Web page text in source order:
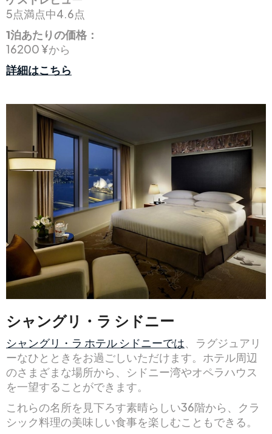
5点満点中4.6点
1泊あたりの価格：
16200 ¥から
詳細はこちら
シャングリ・ラ シドニー
シャングリ・ラ ホテル シドニーでは、ラグジュアリ
ーなひとときをお過ごしいただけます。ホテル周辺
のさまざまな場所から、シドニー湾やオペラハウス
を一望することができます。
これらの名所を見下ろす素晴らしい36階から、クラ
シック料理の美味しい食事を楽しむこともできる。